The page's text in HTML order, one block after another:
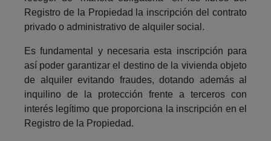
Registro de la Propiedad la inscripción del contrato
privado o administrativo de alquiler social.
Es fundamental y necesaria esta inscripción para
así poder garantizar el destino de la vivienda objeto
de alquiler evitando fraudes, dotando además al
inquilino de la protección frente a terceros con
interés legítimo que proporciona la inscripción en el
Registro de la Propiedad.